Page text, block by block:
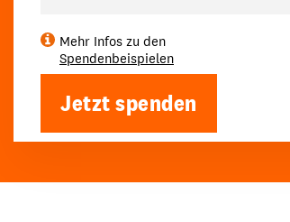
Mehr Infos zu den
Spendenbeispielen
Jetzt spenden